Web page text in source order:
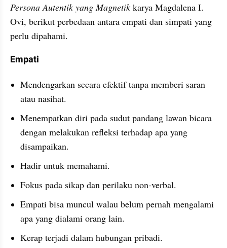
Persona Autentik yang Magnetik karya Magdalena I.
Ovi, berikut perbedaan antara empati dan simpati yang
perlu dipahami.
Empati
Mendengarkan secara efektif tanpa memberi saran
atau nasihat.
Menempatkan diri pada sudut pandang lawan bicara
dengan melakukan refleksi terhadap apa yang
disampaikan.
Hadir untuk memahami.
Fokus pada sikap dan perilaku non-verbal.
Empati bisa muncul walau belum pernah mengalami
apa yang dialami orang lain.
Kerap terjadi dalam hubungan pribadi.